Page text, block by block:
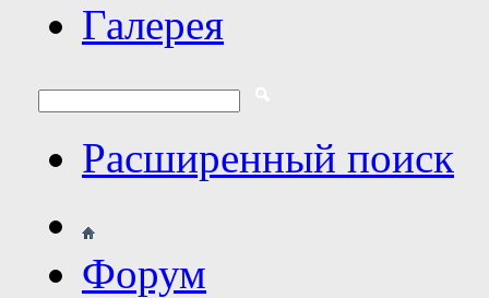
Галерея
Расширенный поиск
Форум